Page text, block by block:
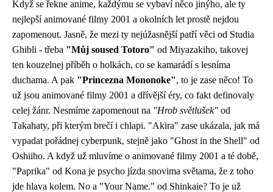
Když se řekne anime, každýmu se vybaví něco jinýho, ale ty
nejlepšíanimované filmy 2001 a okolních let prostě nejdou
zapomenout. Jasně, že mezi ty nejúžasnější patří věci od Studia
Ghibli - třeba "Můj soused Totoro" od Miyazakiho, takovej
ten kouzelnej příběh o holkách, co se kamarádí s lesníma
duchama. A pak "Princezna Mononoke", to je zase něco! To
už jsou animované filmy 2001 a dřívější éry, co fakt definovaly
celej žánr. Nesmíme zapomenout na "Hrob světlušek" od
Takahaty, při kterým brečí i chlapi. "Akira" zase ukázala, jak má
vypadat pořádnej cyberpunk, stejně jako "Ghost in the Shell" od
Oshiiho. A když už mluvíme o animované filmy 2001 a té době,
"Paprika" od Kona je psycho jízda snovima světama, že z toho
jde hlava kolem. No a "Your Name." od Shinkaie? To je už